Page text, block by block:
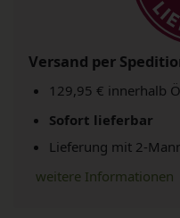
Versand per
129,95 € innerhalb
Sofort lieferbar
Lieferung mit 2-
weitere Informationen